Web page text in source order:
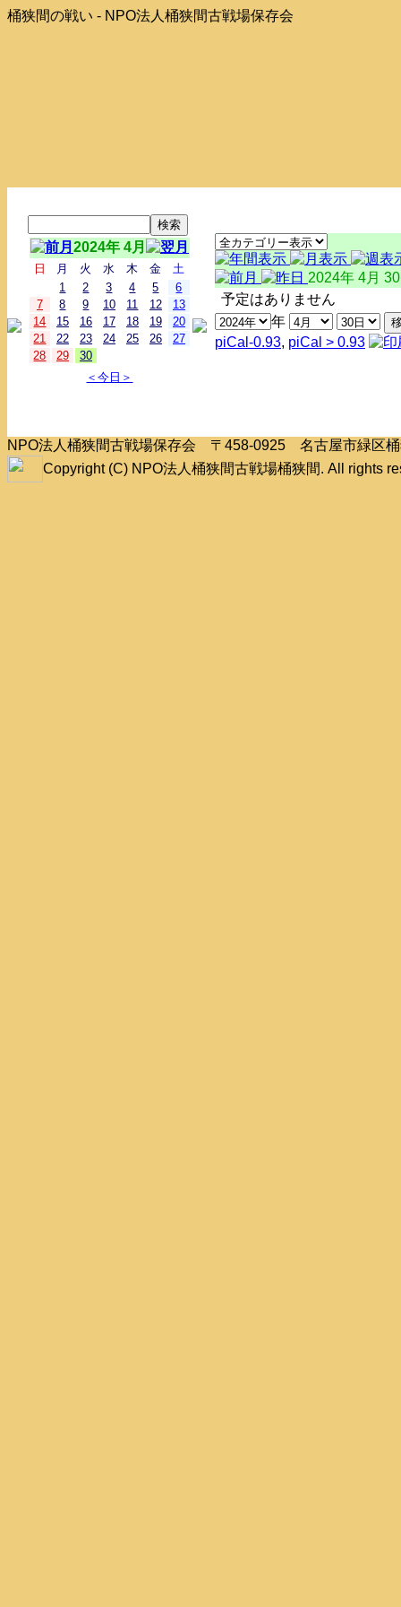
桶狭間の戦い - NPO法人桶狭間古戦場保存会
2024年 4月
日 月 火 水 木 金
土
1
2 3 4 5
6
7
8 9 10 11 12
13
14
15 16 17 18 19
20
21
22 23 24 25 26
27
28
29
30
＜今日＞
2024年 4月
予定はありません
年
piCal-0.93, piCal > 0.93
NPO法人桶狭間古戦場保存会 〒458-0925 名古屋市緑区
Copyright (C) NPO法人桶狭間古戦場桶狭間. All rights